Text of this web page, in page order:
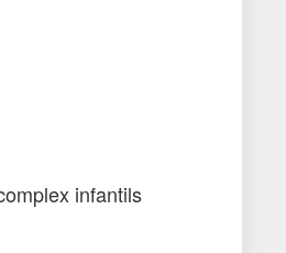
infantils